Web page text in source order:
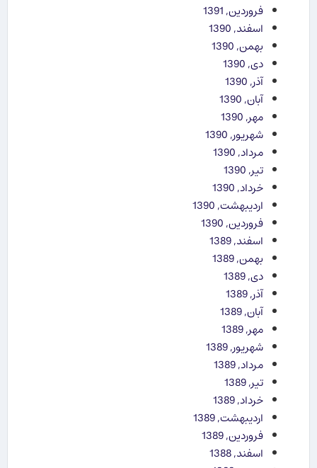
فروردین, 1391
اسفند, 1390
بهمن, 1390
دی, 1390
آذر, 1390
آبان, 1390
مهر, 1390
شهریور, 1390
مرداد, 1390
تیر, 1390
خرداد, 1390
اردیبهشت, 1390
فروردین, 1390
اسفند, 1389
بهمن, 1389
دی, 1389
آذر, 1389
آبان, 1389
مهر, 1389
شهریور, 1389
مرداد, 1389
تیر, 1389
خرداد, 1389
اردیبهشت, 1389
فروردین, 1389
اسفند, 1388